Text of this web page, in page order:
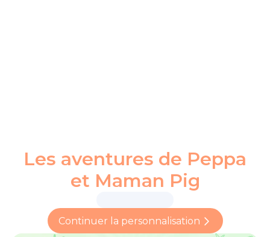
Les aventures de Peppa
et Maman Pig
Continuer la personnalisation